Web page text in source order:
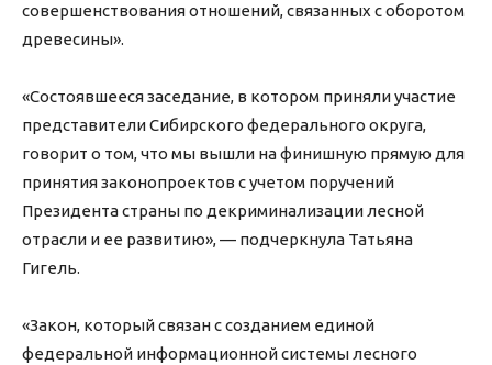
совершенствования отношений, связанных с оборотом
древесины».
«Состоявшееся заседание, в котором приняли участие
представители Сибирского федерального округа,
говорит о том, что мы вышли на финишную прямую для
принятия законопроектов с учетом поручений
Президента страны по декриминализации лесной
отрасли и ее развитию», — подчеркнула Татьяна
Гигель.
«Закон, который связан с созданием единой
федеральной информационной системы лесного